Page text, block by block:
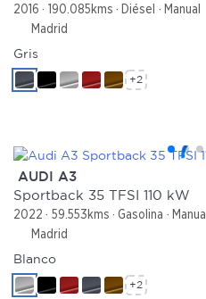
2016 190.085kms Diésel
Manual
Madrid
Gris
+2
AUDI A3
Sportback 35 TFSI 110 kW
2022 59.553kms Gasolina
Manual
Madrid
Blanco
+2